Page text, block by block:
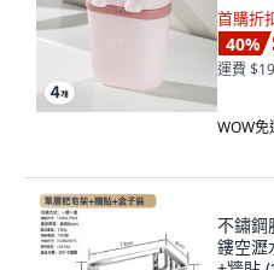
首購折
40%
運費
WOW免
不鏽鋼
鏤空瀝